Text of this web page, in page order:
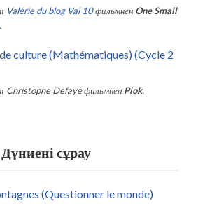
Valérie du blog Val 10фильмнен One Small
culture (Mathématiques) (Cycle 2
Christophe Defayeфильмнен Piok.
сұрау
(Questionner le monde)